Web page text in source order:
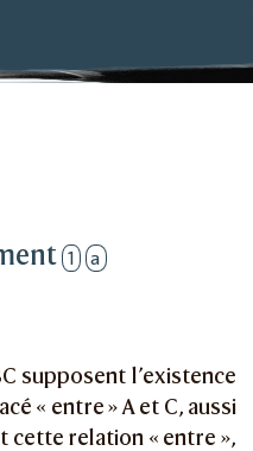
1 a
supposent l’existence
« entre » A et C, aussi
cette relation « entre »,